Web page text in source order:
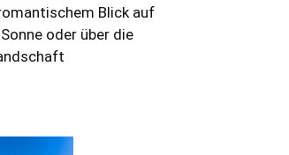
Blick auf
oder über die